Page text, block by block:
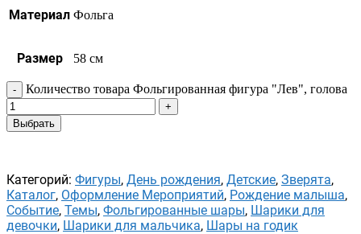
Материал Фольга
Размер 58 см
Количество товара Фольгированная фигура "Лев", голова
Выбрать
Категорий: Фигуры, День рождения, Детские, Зверята,
Каталог, Оформление Мероприятий, Рождение малыша,
Событие, Темы, Фольгированные шары, Шарики для
девочки, Шарики для мальчика, Шары на годик